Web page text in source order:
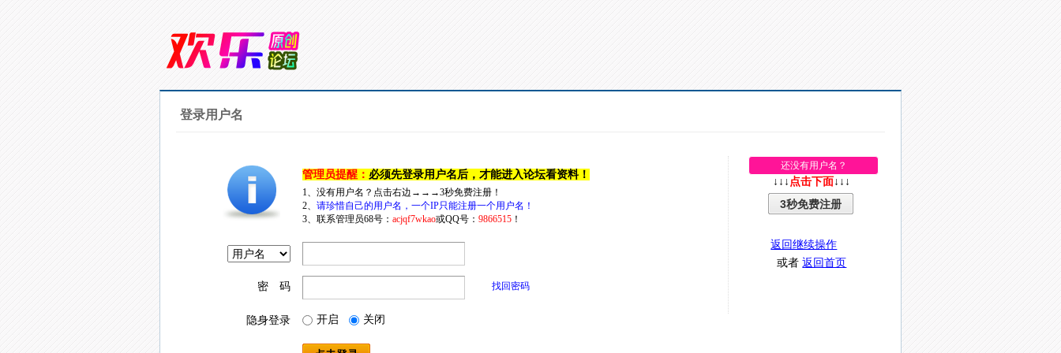
登录用户名
管理员提醒： 必须先登录用户名后，才能进入论坛看资料！
1、没有用户名？点击右边→→→3秒免费注册！
2、 请珍惜自己的用户名，一个IP只能注册一个用户名！
3、联系管理员68号： acjqf7wkao或QQ号： 9866515！
密 码 找回密码
隐身登录 开启 关闭
还没有用户名？
↓↓↓ 点击下面 ↓↓↓
3秒免费注册
返回继续操作
或者返回首页